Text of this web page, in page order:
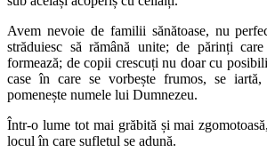
Avem nevoie de familii sănătoase, nu
străduiesc să rămână unite; de părinți
formează; de copii crescuți nu doar cu
case în care se vorbește frumos, se
pomenește numele lui Dumnezeu.
Într-o lume tot mai grăbită și mai
locul în care sufletul se adună.